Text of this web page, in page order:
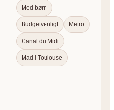
Med børn
Budgetvenligt Metro
Canal du Midi
Mad i Toulouse